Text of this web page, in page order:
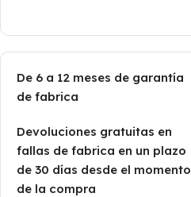
De 6 a 12 meses de garantía
de fabrica
Devoluciones gratuitas en
fallas de fabrica en un plazo
de 30 días desde el momento
de la compra